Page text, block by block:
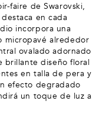
faire de Swarovski,
en cada
incorpora una
micropavé alrededor
ovalado adornado
brillante diseño floral
en talla de pera y
efecto degradado
un toque de luz a